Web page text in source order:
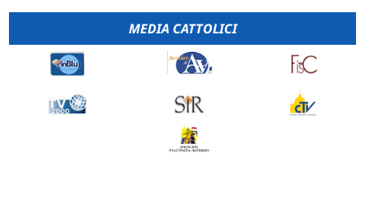
MEDIA CATTOLICI